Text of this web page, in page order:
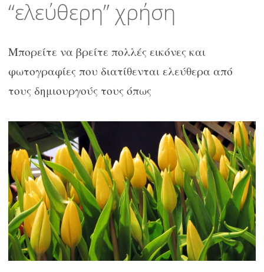
“ελεύθερη” χρήση
Μπορείτε να βρείτε πολλές εικόνες και
φωτογραφίες που διατίθενται ελεύθερα από
τους δημιουργούς τους όπως